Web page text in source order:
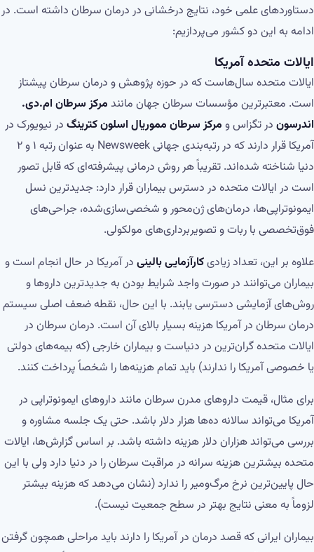
دستاوردهای علمی خود، نتایج درخشانی در درمان سرطان داشته است. در
ادامه به این دو کشور می‌پردازیم:
ایالات متحده آمریکا
ایالات متحده سال‌هاست که در حوزه پژوهش و درمان سرطان پیشتاز
است. معتبرترین مؤسسات سرطان جهان مانند مرکز سرطان ام‌.دی.
اندرسون در تگزاس و مرکز سرطان مموریال اسلون کترینگ در نیویورک در
آمریکا قرار دارند که در رتبه‌بندی جهانی Newsweek به عنوان رتبه ۱ و ۲
دنیا شناخته شده‌اند. تقریباً هر روش درمانی پیشرفته‌ای که قابل تصور
است در ایالات متحده در دسترس بیماران قرار دارد: جدیدترین نسل
ایمونوتراپی‌ها، درمان‌های ژن‌محور و شخصی‌سازی‌شده، جراحی‌های
فوق‌تخصصی با ربات و تصویربرداری‌های مولکولی.
علاوه بر این، تعداد زیادیکارآزمایی بالینی در آمریکا در حال انجام است و
بیماران می‌توانند در صورت واجد شرایط بودن به جدیدترین داروها و
روش‌های آزمایشی دسترسی یابند. با این حال، نقطه ضعف اصلی سیستم
درمان سرطان در آمریکا هزینه بسیار بالای آن است. درمان سرطان در
ایالات متحده گران‌ترین در دنیاست و بیماران خارجی (که بیمه‌های دولتی
یا خصوصی آمریکا را ندارند) باید تمام هزینه‌ها را شخصاً پرداخت کنند.
برای مثال، قیمت داروهای مدرن سرطان مانند داروهای ایمونوتراپی در
آمریکا می‌تواند سالانه ده‌ها هزار دلار باشد. حتی یک جلسه مشاوره و
بررسی می‌تواند هزاران دلار هزینه داشته باشد. بر اساس گزارش‌ها، ایالات
متحده بیشترین هزینه سرانه در مراقبت سرطان را در دنیا دارد ولی با این
حال پایین‌ترین نرخ مرگ‌ومیر را ندارد (نشان می‌دهد که هزینه بیشتر
لزوماً به معنی نتایج بهتر در سطح جمعیت نیست).
بیماران ایرانی که قصد درمان در آمریکا را دارند باید مراحلی همچون گرفتن